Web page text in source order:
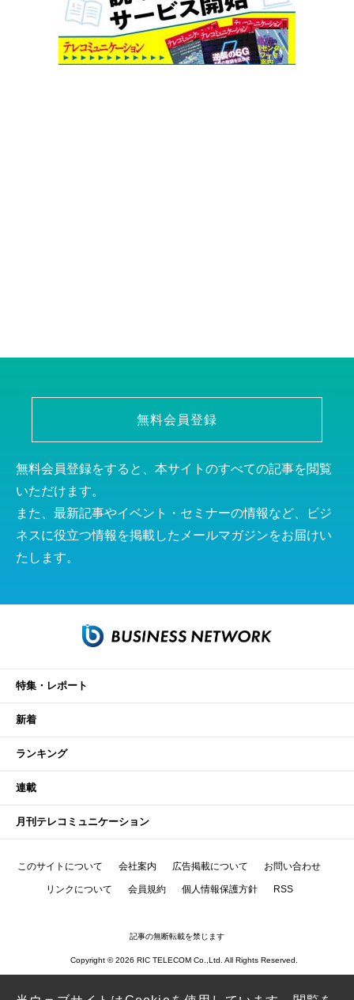
無料会員登録
無料会員登録をすると、本サイトのすべての記事を閲覧
いただけます。
また、最新記事やイベント・セミナーの情報など、ビジ
ネスに役立つ情報を掲載したメールマガジンをお届けい
たします。
特集・レポート
新着
ランキング
連載
月刊テレコミュニケーション
このサイトについて 会社案内 広告掲載について お問い合わせ
リンクについて 会員規約 個人情報保護方針 RSS
記事の無断転載を禁じます
Copyright © 2026 RIC TELECOM Co.,Ltd. All Rights Reserved.